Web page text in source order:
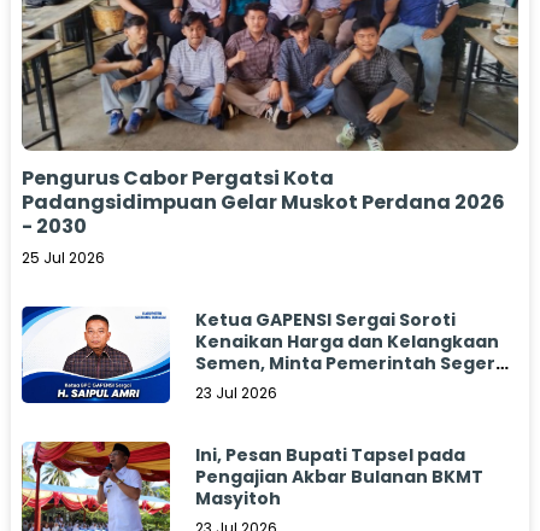
Pengurus Cabor Pergatsi Kota
Padangsidimpuan Gelar Muskot Perdana 2026
- 2030
25 Jul 2026
Ketua GAPENSI Sergai Soroti
Kenaikan Harga dan Kelangkaan
Semen, Minta Pemerintah Segera
Bertindak
23 Jul 2026
Ini, Pesan Bupati Tapsel pada
Pengajian Akbar Bulanan BKMT
Masyitoh